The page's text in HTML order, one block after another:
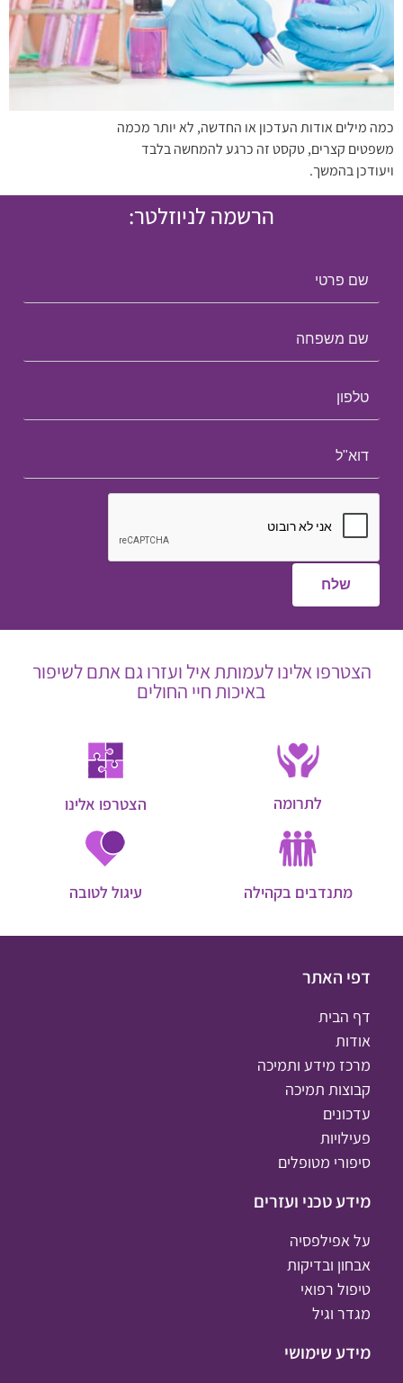
כמה מילים אודות העדכון או החדשה, לא יותר מכמה
משפטים קצרים, טקסט זה כרגע להמחשה בלבד
ויעודכן בהמשך.
הרשמה לניוזלטר:
הצטרפו אלינו לעמותת איל ועזרו גם אתם לשיפור
באיכות חיי החולים
לתרומה הצטרפו אלינו
מתנדבים בקהילה עיגול לטובה
דפי האתר
דף הבית
אודות
מרכז מידע ותמיכה
קבוצות תמיכה
עדכונים
פעילויות
סיפורי מטופלים
מידע טכני ועזרים
על אפילפסיה
אבחון ובדיקות
טיפול רפואי
מגדר וגיל
מידע שימושי